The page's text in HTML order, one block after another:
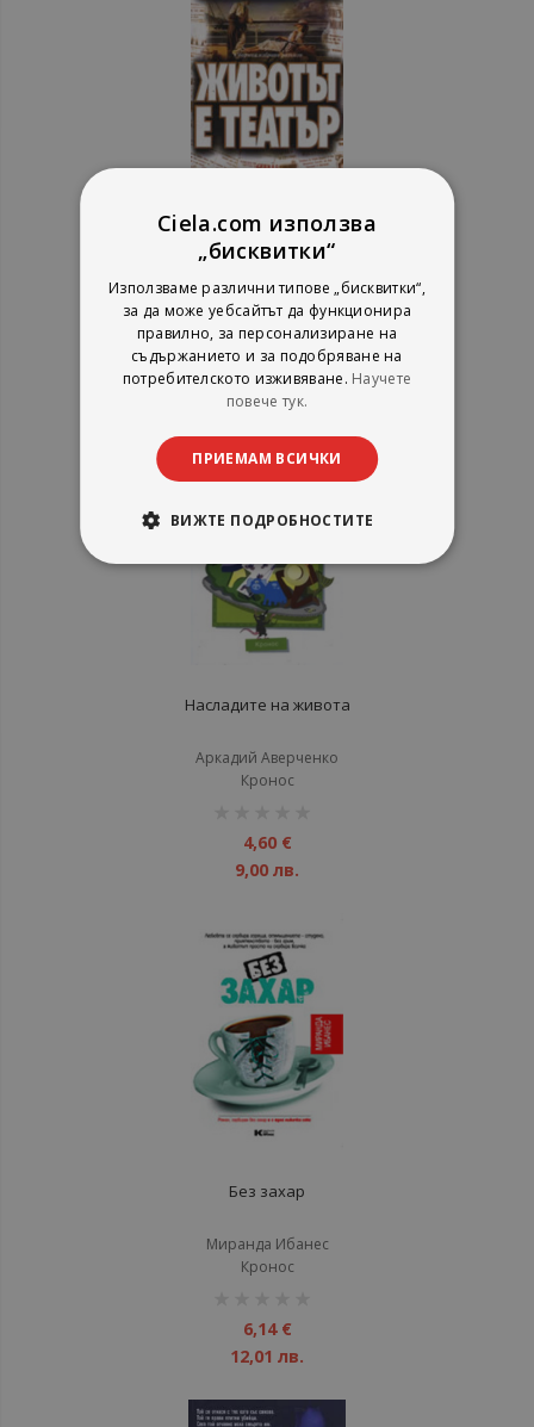
Животът е театър
Кронос
рейтинг:
1%
6,14 €
12,01 лв.
Насладите на живота
Аркадий Аверченко
Кронос
4,60 €
9,00 лв.
Без захар
Миранда Ибанес
Кронос
6,14 €
12,01 лв.
Ciela.com използва
„бисквитки“
Използваме различни типове „бисквитки“,
за да може уебсайтът да функционира
правилно, за персонализиране на
съдържанието и за подобряване на
потребителското изживяване. Научете
повече тук.
ПРИЕМАМ ВСИЧКИ
ВИЖТЕ ПОДРОБНОСТИТЕ